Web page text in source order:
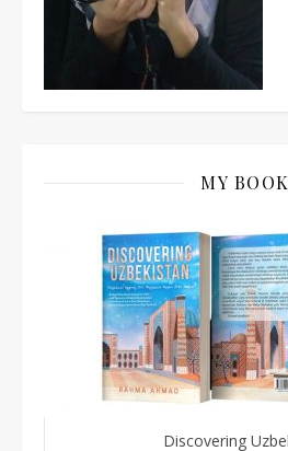
MY BOOK
Discovering